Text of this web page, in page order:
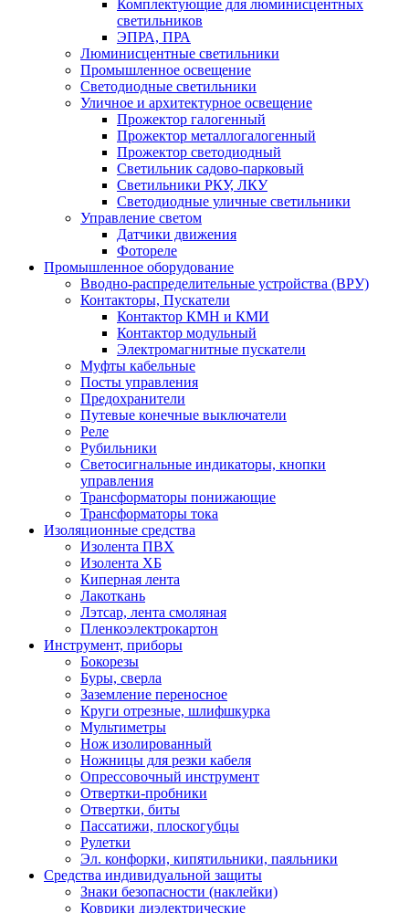
Комплектующие для люминисцентных
светильников
ЭПРА, ПРА
Люминисцентные светильники
Промышленное освещение
Светодиодные светильники
Уличное и архитектурное освещение
Прожектор галогенный
Прожектор металлогалогенный
Прожектор светодиодный
Светильник садово-парковый
Светильники РКУ, ЛКУ
Светодиодные уличные светильники
Управление светом
Датчики движения
Фотореле
Промышленное оборудование
Вводно-распределительные устройства (ВРУ)
Контакторы, Пускатели
Контактор КМН и КМИ
Контактор модульный
Электромагнитные пускатели
Муфты кабельные
Посты управления
Предохранители
Путевые конечные выключатели
Реле
Рубильники
Светосигнальные индикаторы, кнопки
управления
Трансформаторы понижающие
Трансформаторы тока
Изоляционные средства
Изолента ПВХ
Изолента ХБ
Киперная лента
Лакоткань
Лэтсар, лента смоляная
Пленкоэлектрокартон
Инструмент, приборы
Бокорезы
Буры, сверла
Заземление переносное
Круги отрезные, шлифшкурка
Мультиметры
Нож изолированный
Ножницы для резки кабеля
Опрессовочный инструмент
Отвертки-пробники
Отвертки, биты
Пассатижи, плоскогубцы
Рулетки
Эл. конфорки, кипятильники, паяльники
Средства индивидуальной защиты
Знаки безопасности (наклейки)
Коврики диэлектрические